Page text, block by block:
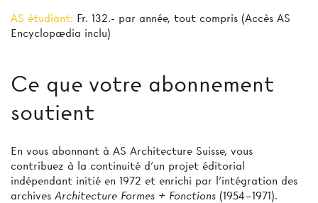
AS étudiant: Fr. 132.- par année, tout compris (Accès AS
Encyclopædia inclu)
Ce que votre abonnement
soutient
En vous abonnant à AS Architecture Suisse, vous
contribuez à la continuité d’un projet éditorial
indépendant initié en 1972 et enrichi par l’intégration des
archives Architecture Formes + Fonctions (1954–1971).